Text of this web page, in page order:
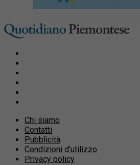
Chi siamo
Contatti
Pubblicità
Condizioni d’utilizzo
Privacy policy